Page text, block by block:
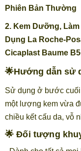
Phiên Bản Thường
2. Kem Dưỡng,
Dụng La Roche-
Cicaplast Baume
🌟Hướng dẫn sử
Sử dụng ở bước cuối
một lượng kem vừa
chiều kết cấu da, vỗ
🌟 Đối tượng